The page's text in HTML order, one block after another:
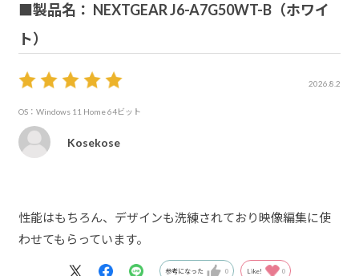
■製品名： NEXTGEAR J6-A7G50WT-B（ホワイ
ト）
2026.8.2
OS：Windows 11 Home 64ビット
Kosekose
性能はもちろん、デザインも洗練されており映像編集に使
わせてもらっています。
参考になった 0 Like! 0